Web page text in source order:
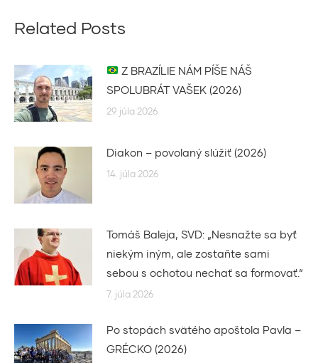
Related Posts
Z BRAZÍLIE NÁM PÍŠE NÁŠ
SPOLUBRÁT VAŠEK (2026)
29. júla 2026
Diakon – povolaný slúžiť (2026)
14. júla 2026
Tomáš Baleja, SVD: „Nesnažte sa byť
niekým iným, ale zostaňte sami
sebou s ochotou nechať sa formovať.“
7. júla 2026
Po stopách svätého apoštola Pavla –
GRÉCKO (2026)